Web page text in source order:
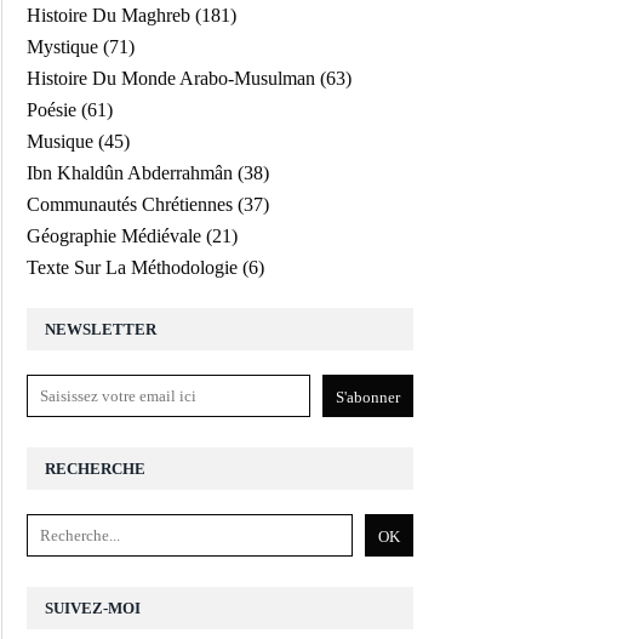
NEWSLETTER
SUIVEZ-MOI
RECHERCHE
Histoire Du Maghreb (181)
Mystique (71)
Histoire Du Monde Arabo-Musulman (63)
Poésie (61)
Musique (45)
Ibn Khaldûn Abderrahmân (38)
Communautés Chrétiennes (37)
Géographie Médiévale (21)
Texte Sur La Méthodologie (6)